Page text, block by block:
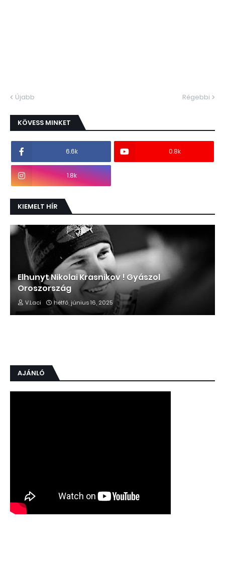
Újabb Régebbi
KÖVESS MINKET
6.6k 0.8k
1.8k
KIEMELT HÍR
Elhunyt Nikolai Krasnikov ! Gyászol
Oroszország
V.Laci hétfő, június 16, 2025
AJÁNLÓ